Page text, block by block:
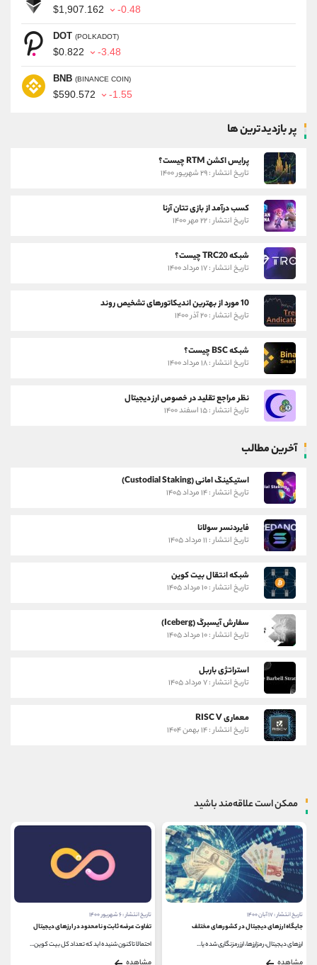
$1,907.162 -0.48
DOT (POLKADOT)
$0.822 -3.48
BNB (BINANCE COIN)
$590.572 -1.55
پر بازدیدترین ها
پرایس اکشن RTM چیست؟
تاریخ انتشار : ۲۹ شهریور ۱۴۰۰
کسب درآمد از بازی تتان آرنا
تاریخ انتشار : ۲۲ مهر ۱۴۰۰
شبکه TRC20 چیست؟
تاریخ انتشار : ۱۷ مرداد ۱۴۰۰
10 مورد از بهترین اندیکاتورهای تشخیص روند
تاریخ انتشار : ۲۰ آذر ۱۴۰۰
شبکه BSC چیست؟
تاریخ انتشار : ۱۸ مرداد ۱۴۰۰
نظر مراجع تقلید در خصوص ارز دیجیتال
تاریخ انتشار : ۱۵ اسفند ۱۴۰۰
آخرین مطالب
استیکینگ امانی (Custodial Staking)
تاریخ انتشار : ۱۴ مرداد ۱۴۰۵
فایردنسر سولانا
تاریخ انتشار : ۱۱ مرداد ۱۴۰۵
شبکه انتقال بیت کوین
تاریخ انتشار : ۱۰ مرداد ۱۴۰۵
سفارش آیسبرگ (Iceberg)
تاریخ انتشار : ۱۰ مرداد ۱۴۰۵
استراتژی باربل
تاریخ انتشار : ۷ مرداد ۱۴۰۵
معماری RISC V
تاریخ انتشار : ۱۴ بهمن ۱۴۰۴
ممکن است علاقه‌مند باشید
تاریخ انتشار : ۱۷ آبان ۱۴۰۰
جایگاه ارزهای دیجیتال در کشورهای مختلف
ارزهای دیجیتال، رمزارزها، ارز رمزنگاری شده یا...
تاریخ انتشار : ۶ شهریور ۱۴۰۰
تفاوت عرضه ثابت و نامحدود در ارزهای دیجیتال
احتمالا تاکنون شنیده اید که تعداد کل بیت کوین...